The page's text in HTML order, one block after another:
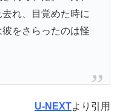
れ、目覚めた時に
をさらったのは怪
U-NEXTより引用